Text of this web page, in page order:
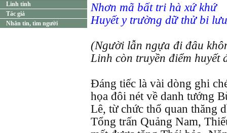
Linh tinh
Tác giả
Nhắn tin, tìm người
Nhơn mã bất tri hà xứ khứ
Huyết y trường dữ thử bi lưu
(Người lẫn ngựa đi đâu
Linh còn truyền điểm huyết
Đáng tiếc là vài dòng ghi
họa đôi nét về danh tướng
Lê, từ chức thổ quan thăng
Tổng trấn Quảng Nam,